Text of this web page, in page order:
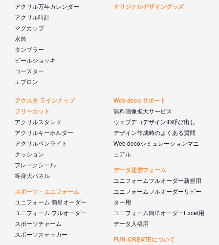
アクリル万年カレンダー
アクリル時計
マグカップ
水筒
タンブラー
ビールジョッキ
コースター
エプロン
オリジナルデザイングッズ
アクスタ ラインナップ
フリーカット
アクリルスタンド
アクリルキーホルダー
アクリルペンライト
クッション
フレークシール
等身大パネル
スポーツ・ユニフォーム
ユニフォーム 簡単オーダー
ユニフォーム フルオーダー
スポーツチャーム
スポーツステッカー
Web deco サポート
無料画像拡大サービス
ウェブデコデザインID呼び出し
デザイン作成時のよくある質問
Web decoシミュレーションマニ
ュアル
データ送信フォーム
ユニフォームフルオーダー新規用
ユニフォームフルオーダーリピー
ター用
ユニフォーム簡単オーダーExcel用
データ入稿用
FUN-CREATEについて